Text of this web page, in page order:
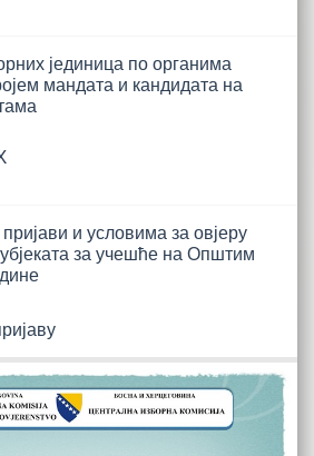
јединица по органима
мандата и кандидата на
и условима за овјеру
за учешће на Општим